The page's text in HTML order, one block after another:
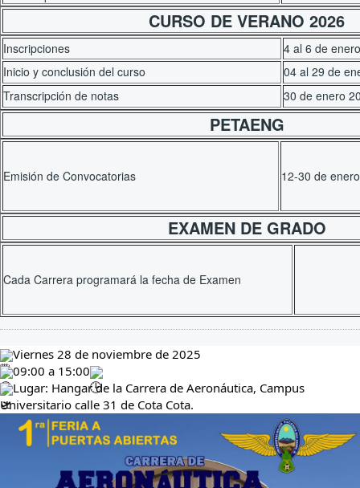
CURSO DE VERANO 2026
Inscripciones
4 al 6 de
Inicio y conclusión del curso
04 al 29 de
Transcripción de notas
30 de enero
PETAENG
Emisión de Convocatorias 12-30 de
EXAMEN DE GRADO
Cada Carrera programará la fecha de Examen
Viernes 28 de noviembre de 2025
09:00 a 15:00
Lugar: Hangar de la Carrera de Aeronáutica, Campus
Universitario calle 31 de Cota Cota.